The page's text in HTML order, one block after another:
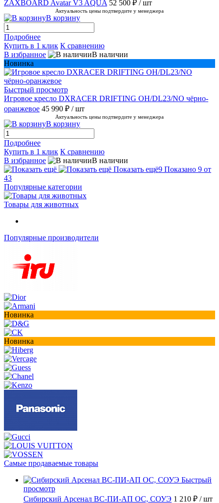
ZAXBOARD Avatar V3 AQUA 52 500 ₽ / шт
Актуальность цены подтвердите у менеджера
В корзину
Подробнее
Купить в 1 клик К сравнению
В избранное
В наличии
Новинка
Быстрый просмотр
Игровое кресло DXRACER DRIFTING OH/DL23/NO чёрно-
оранжевое 45 990 ₽ / шт
Актуальность цены подтвердите у менеджера
В корзину
Подробнее
Купить в 1 клик К сравнению
В избранное
В наличии
Показать ещё9 Показано 9 от
43
Популярные категории
Товары для животных
Популярные производители
Новинка
Новинка
Самые продаваемые товары
Быстрый
просмотр
Сибирский Арсенал ВС-ПИ-АП ОС, СОУЭ 1 210 ₽ / шт